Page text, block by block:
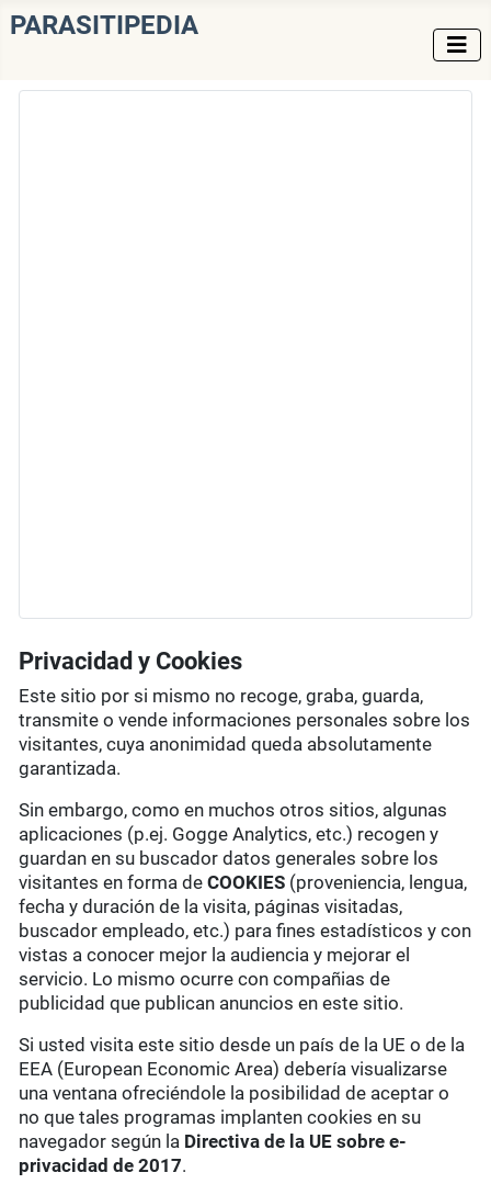
PARASITIPEDIA
Privacidad y Cookies
Este sitio por si mismo no recoge, graba, guarda,
transmite o vende informaciones personales sobre los
visitantes, cuya anonimidad queda absolutamente
garantizada.
Sin embargo, como en muchos otros sitios, algunas
aplicaciones (p.ej. Gogge Analytics, etc.) recogen y
guardan en su buscador datos generales sobre los
visitantes en forma deCOOKIES (proveniencia, lengua,
fecha y duración de la visita, páginas visitadas,
buscador empleado, etc.) para fines estadísticos y con
vistas a conocer mejor la audiencia y mejorar el
servicio. Lo mismo ocurre con compañias de
publicidad que publican anuncios en este sitio.
Si usted visita este sitio desde un país de la UE o de la
EEA (European Economic Area) debería visualizarse
una ventana ofreciéndole la posibilidad de aceptar o
no que tales programas implanten cookies en su
navegador según la Directiva de la UE sobre e-
privacidad de 2017.